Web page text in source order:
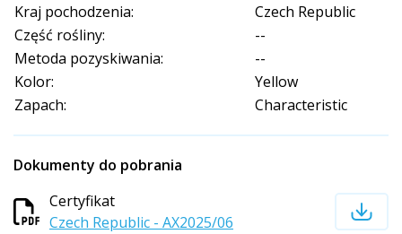
Kraj pochodzenia:
Czech Republic
Część rośliny:
--
Metoda pozyskiwania:
--
Kolor:
Yellow
Zapach:
Characteristic
Dokumenty do pobrania
Certyfikat
Czech Republic - AX2025/06